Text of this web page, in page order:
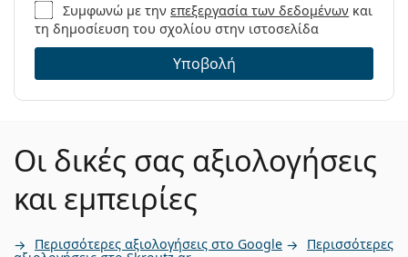
Συμφωνώ με τηνεπεξεργασία των δεδομένων και
τη δημοσίευση του σχολίου στην ιστοσελίδα
Υποβολή
Οι δικές σας αξιολογήσεις
και εμπειρίες
Περισσότερες αξιολογήσεις στο Google Περισσότερες